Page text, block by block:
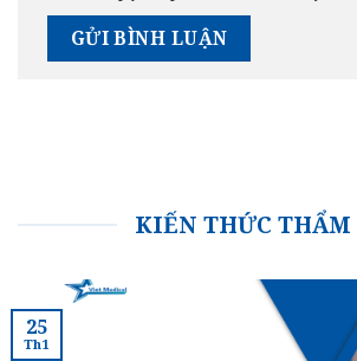
KIẾN THỨC THẨM
25
Th1